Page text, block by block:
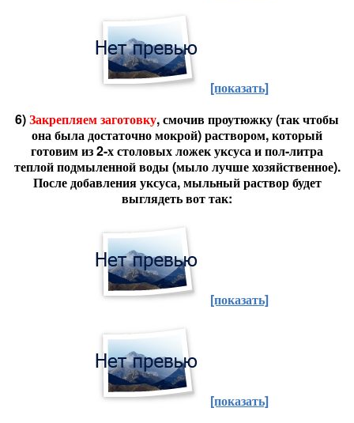
[показать]
6)Закрепляем заготовку, смочив проутюжку (так чтобы
она была достаточно мокрой) раствором, который
готовим из 2-х столовых ложек уксуса и пол-литра
теплой подмыленной воды (мыло лучше хозяйственное).
После добавления уксуса, мыльный раствор будет
выглядеть вот так:
[показать]
[показать]